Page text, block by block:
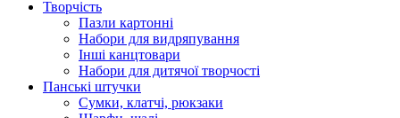
Творчість
Пазли картонні
Набори для видряпування
Інші канцтовари
Набори для дитячої творчості
Панські штучки
Сумки, клатчі, рюкзаки